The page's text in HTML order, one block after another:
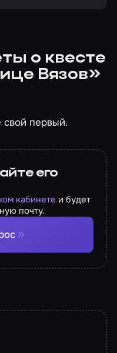
о квесте
Вязов»
первый.
его
кабинете и будет
почту.